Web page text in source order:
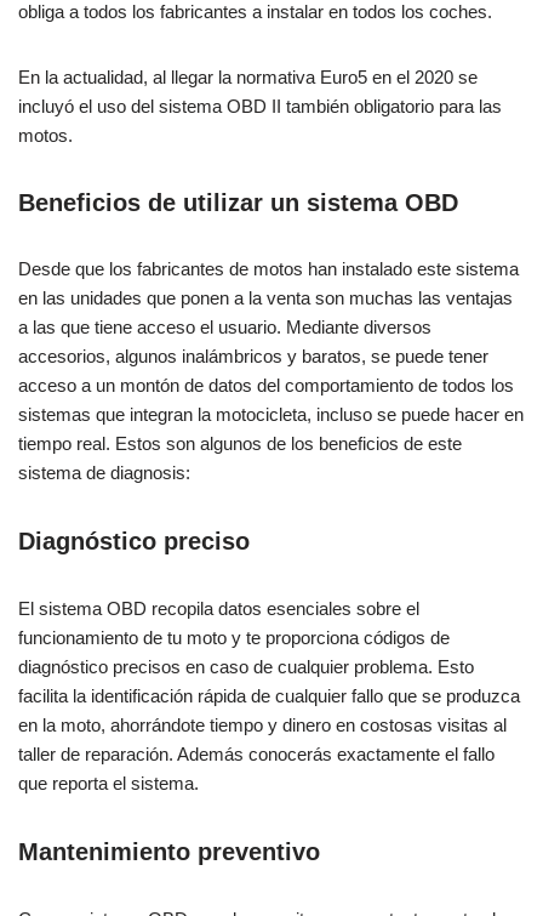
obliga a todos los fabricantes a instalar en todos los coches.
En la actualidad, al llegar la normativa Euro5 en el 2020 se
incluyó el uso del sistema OBD II también obligatorio para las
motos.
Beneficios de utilizar un sistema OBD
Desde que los fabricantes de motos han instalado este sistema
en las unidades que ponen a la venta son muchas las ventajas
a las que tiene acceso el usuario. Mediante diversos
accesorios, algunos inalámbricos y baratos, se puede tener
acceso a un montón de datos del comportamiento de todos los
sistemas que integran la motocicleta, incluso se puede hacer en
tiempo real. Estos son algunos de los beneficios de este
sistema de diagnosis:
Diagnóstico preciso
El sistema OBD recopila datos esenciales sobre el
funcionamiento de tu moto y te proporciona códigos de
diagnóstico precisos en caso de cualquier problema. Esto
facilita la identificación rápida de cualquier fallo que se produzca
en la moto, ahorrándote tiempo y dinero en costosas visitas al
taller de reparación. Además conocerás exactamente el fallo
que reporta el sistema.
Mantenimiento preventivo